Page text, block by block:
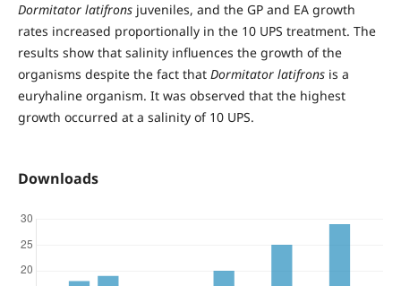
Dormitator latifronsjuveniles, and the GP and EA growth
rates increased proportionally in the 10 UPS treatment. The
results show that salinity influences the growth of the
organisms despite the fact that Dormitator latifronsis a
euryhaline organism. It was observed that the highest
growth occurred at a salinity of 10 UPS.
Downloads